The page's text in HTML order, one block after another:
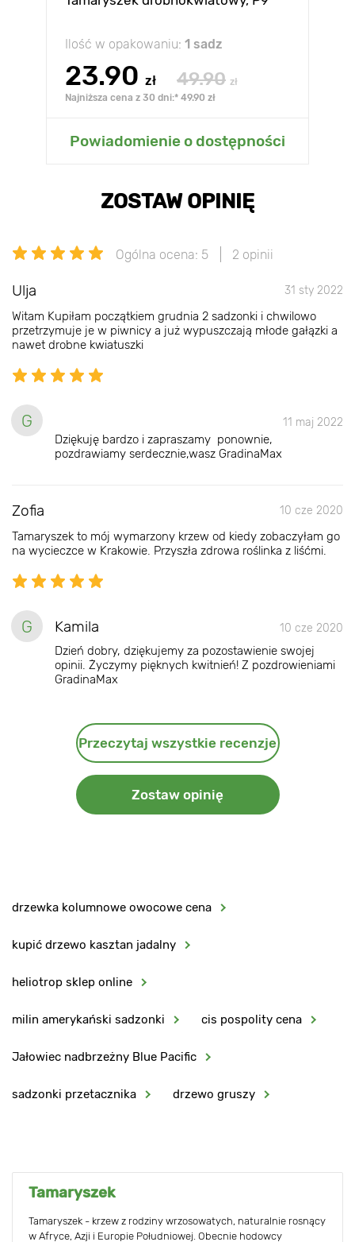
Ilość w opakowaniu: 1 sadz
23.90 zł 49.90 zł
Najniższa cena z 30 dni:* 49.90 zł
Powiadomienie o dostępności
ZOSTAW OPINIĘ
Ogólna ocena: 5 2 opinii
Ulja 31 sty 2022
Witam Kupiłam początkiem grudnia 2 sadzonki i chwilowo
przetrzymuje je w piwnicy a już wypuszczają młode gałązki a
nawet drobne kwiatuszki
G 11 maj 2022
Dziękuję bardzo i zapraszamy ponownie,
pozdrawiamy serdecznie,wasz GradinaMax
Zofia 10 cze 2020
Tamaryszek to mój wymarzony krzew od kiedy zobaczyłam go
na wycieczce w Krakowie. Przyszła zdrowa roślinka z liśćmi.
G Kamila 10 cze 2020
Dzień dobry, dziękujemy za pozostawienie swojej
opinii. Życzymy pięknych kwitnień! Z pozdrowieniami
GradinaMax
Przeczytaj wszystkie recenzje
Zostaw opinię
drzewka kolumnowe owocowe cena
kupić drzewo kasztan jadalny
heliotrop sklep online
milin amerykański sadzonki cis pospolity cena
Jałowiec nadbrzeżny Blue Pacific
sadzonki przetacznika drzewo gruszy
Tamaryszek
Tamaryszek - krzew z rodziny wrzosowatych, naturalnie rosnący
w Afryce, Azji i Europie Południowej. Obecnie hodowcy